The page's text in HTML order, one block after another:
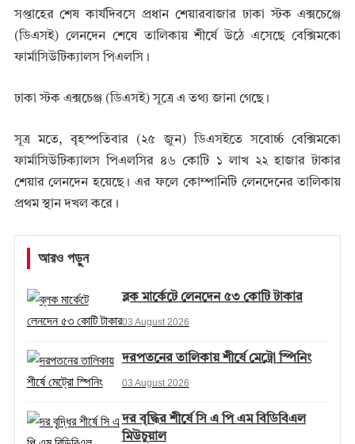
সপ্তাহের শেষ কার্যদিবসে প্রধান শেয়ারবাজার ঢাকা স্টক এক্সচেঞ্জে
(ডিএসই) লেনদেন শেষে তালিকায় শীর্ষে উঠে এসেছে বেক্সিমকো
ফার্মাসিউটিক্যালস পিএলসি।
ঢাকা স্টক এক্সচেঞ্জ (ডিএসই) সূত্রে এ তথ্য জানা গেছে।
সূত্র মতে, বৃহস্পতিবার (২৫ জুন) ডিএসইতে সবোর্চ্চ বেক্সিমকো
ফার্মাসিউটিক্যালস পিএলসির ৪৬ কোটি ১ লাখ ২২ হাজার টাকার
শেয়ার লেনদেন হয়েছে। এর ফলে কোম্পানিটি লেনদেনের তালিকায়
প্রথম স্থান দখল করে।
আরও পড়ুন
ব্লক মার্কেটে লেনদেন ৫৩ কোটি টাকার
03 August 2026
দরপতনের তালিকায় শীর্ষে মেট্রো স্পিনিং
03 August 2026
দর বৃদ্ধির শীর্ষে সি এ পি এম বিডিবিএল
মিউচুয়াল